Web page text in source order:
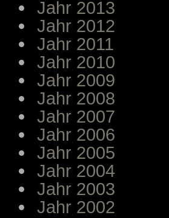
Jahr 2013
Jahr 2012
Jahr 2011
Jahr 2010
Jahr 2009
Jahr 2008
Jahr 2007
Jahr 2006
Jahr 2005
Jahr 2004
Jahr 2003
Jahr 2002